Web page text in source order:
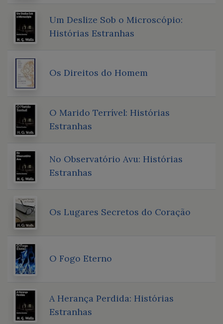
Um Deslize Sob o Microscópio:
Histórias Estranhas
Os Direitos do Homem
O Marido Terrível: Histórias
Estranhas
No Observatório Avu: Histórias
Estranhas
Os Lugares Secretos do Coração
O Fogo Eterno
A Herança Perdida: Histórias
Estranhas